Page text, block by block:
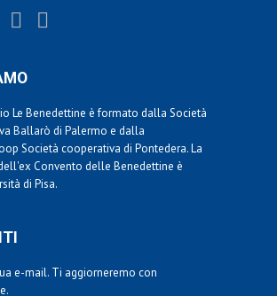
Le Benedettine è formato dalla Società
Ballarò di Palermo e dalla
Società cooperativa di Pontedera. La
Convento delle Benedettine è
di Pisa.
e-mail. Ti aggiorneremo con